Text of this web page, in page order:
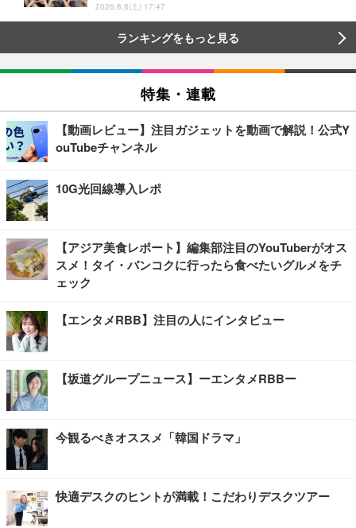
2026.8.8(土) 17:47
ランキングをもっと見る
特集・連載
【動画レビュー】注目ガジェットを動画で解説！公式Y
ouTubeチャンネル
10G光回線導入レポ
【アジア美食レポート】編集部注目のYouTuberがオス
スメ！タイ・バンコクに行ったら食べたいグルメをチ
ェック
【エンタメRBB】注目の人にインタビュー
【坂道グループニュース】ーエンタメRBBー
今観るべきオススメ「韓国ドラマ」
快適デスクのヒントが満載！こだわりデスクツアー